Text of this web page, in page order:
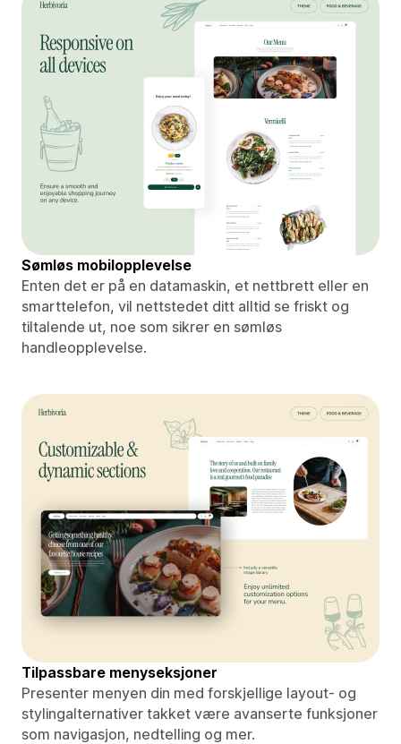
Sømløs mobilopplevelse
Enten det er på en datamaskin, et nettbrett eller en
smarttelefon, vil nettstedet ditt alltid se friskt og
tiltalende ut, noe som sikrer en sømløs
handleopplevelse.
Tilpassbare menyseksjoner
Presenter menyen din med forskjellige layout- og
stylingalternativer takket være avanserte funksjoner
som navigasjon, nedtelling og mer.